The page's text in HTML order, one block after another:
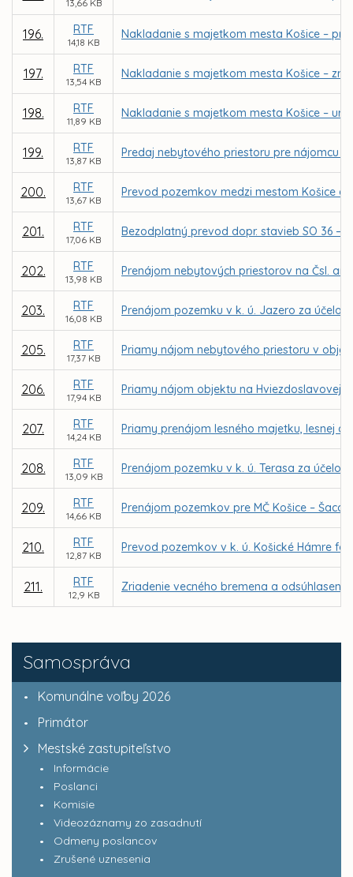
Samospráva
Komunálne voľby 2026
Primátor
Mestské zastupiteľstvo
Informácie
Poslanci
Komisie
Videozáznamy zo zasadnutí
Odmeny poslancov
Zrušené uznesenia
13,66 KB
196. RTF
14,18 KB
Nakladanie s majetkom mesta Košice –
197. RTF
13,54 KB
Nakladanie s majetkom mesta Košice –
198. RTF
11,89 KB
Nakladanie s majetkom mesta Košice –
199. RTF
13,87 KB
Predaj nebytového priestoru pre nájomcu
200. RTF
13,67 KB
Prevod pozemkov medzi mestom Košice a
201. RTF
17,06 KB
Bezodplatný prevod dopr. stavieb SO 36 –
202. RTF
13,98 KB
Prenájom nebytových priestorov na Čsl.
203. RTF
16,08 KB
Prenájom pozemku v k. ú. Jazero za
205. RTF
17,37 KB
Priamy nájom nebytového priestoru v
206. RTF
17,94 KB
Priamy nájom objektu na Hviezdoslavovej
207. RTF
14,24 KB
Priamy prenájom lesného majetku, lesnej
208. RTF
13,09 KB
Prenájom pozemku v k. ú. Terasa za
209. RTF
14,66 KB
Prenájom pozemkov pre MČ Košice – Šaca
210. RTF
12,87 KB
Prevod pozemkov v k. ú. Košické Hámre
211. RTF
12,9 KB
Zriadenie vecného bremena a